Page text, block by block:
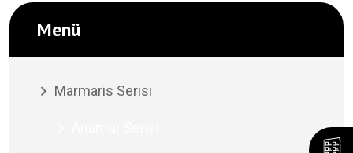
Menü
Marmaris Serisi